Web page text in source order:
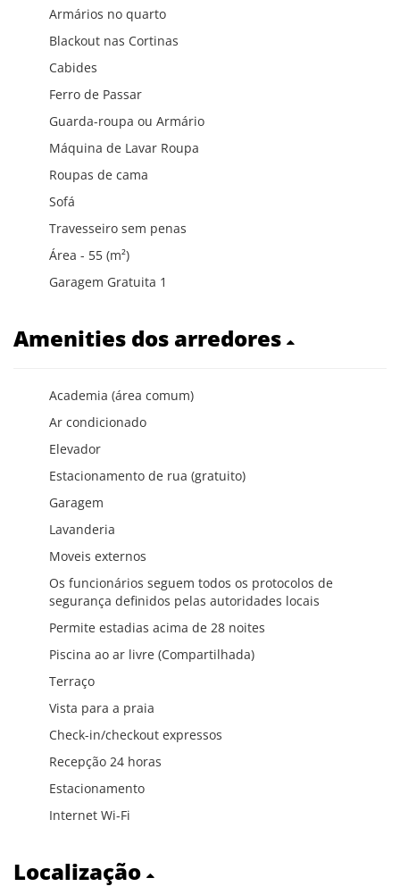
Armários no quarto
Blackout nas Cortinas
Cabides
Ferro de Passar
Guarda-roupa ou Armário
Máquina de Lavar Roupa
Roupas de cama
Sofá
Travesseiro sem penas
Área - 55 (m²)
Garagem Gratuita 1
Amenities dos arredores
Academia (área comum)
Ar condicionado
Elevador
Estacionamento de rua (gratuito)
Garagem
Lavanderia
Moveis externos
Os funcionários seguem todos os protocolos de
segurança definidos pelas autoridades locais
Permite estadias acima de 28 noites
Piscina ao ar livre (Compartilhada)
Terraço
Vista para a praia
Check-in/checkout expressos
Recepção 24 horas
Estacionamento
Internet Wi-Fi
Localização